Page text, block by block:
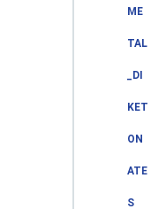
ME
TAL
_DI
KET
ON
ATE
S